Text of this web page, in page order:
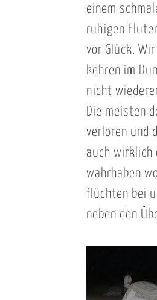
einem
ruhigen
vor Glück.
kehren im
nicht
Die meisten
verloren und
auch wirklich
wahrhaben
flüchten bei
neben den